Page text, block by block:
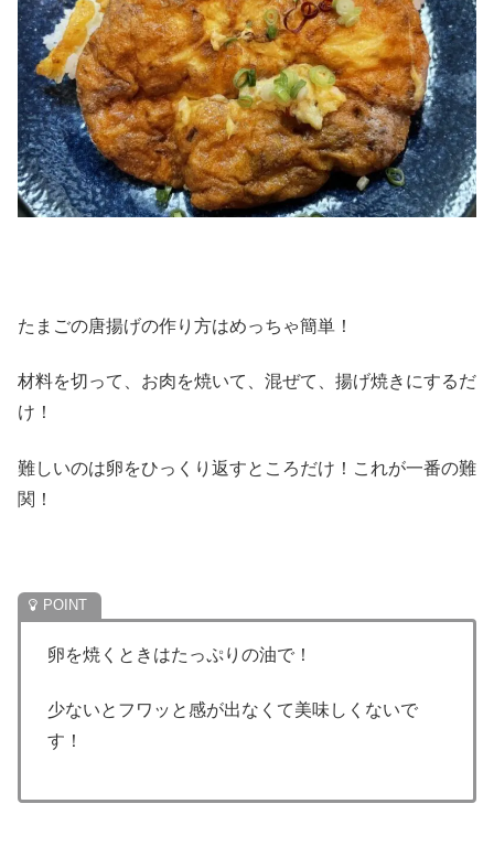
たまごの唐揚げの作り方はめっちゃ簡単！
材料を切って、お肉を焼いて、混ぜて、揚げ焼きにするだ
け！
難しいのは卵をひっくり返すところだけ！これが一番の難
関！
卵を焼くときはたっぷりの油で！
少ないとフワッと感が出なくて美味しくないで
す！